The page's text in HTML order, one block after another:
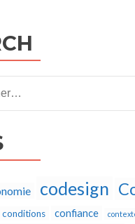
codesign
conditions confiance